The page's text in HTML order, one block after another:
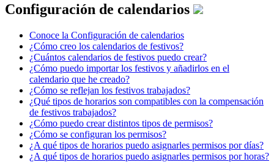
Configuración de calendarios
Conoce la Configuración de calendarios
¿Cómo creo los calendarios de festivos?
¿Cuántos calendarios de festivos puedo crear?
¿Cómo puedo importar los festivos y añadirlos en el
calendario que he creado?
¿Cómo se reflejan los festivos trabajados?
¿Qué tipos de horarios son compatibles con la compensación
de festivos trabajados?
¿Cómo puedo crear distintos tipos de permisos?
¿Cómo se configuran los permisos?
¿A qué tipos de horarios puedo asignarles permisos por días?
¿A qué tipos de horarios puedo asignarles permisos por horas?